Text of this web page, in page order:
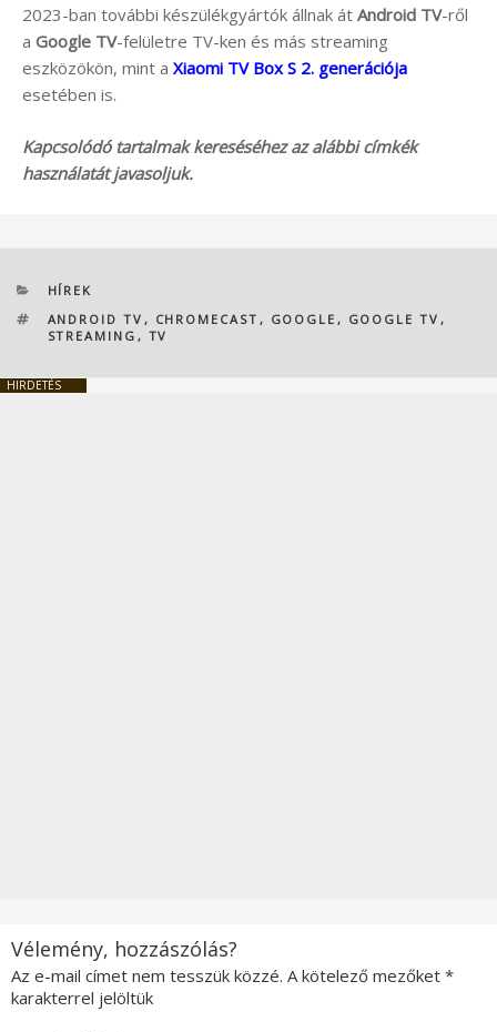
2023-ban további készülékgyártók állnak át Android TV-ről
a Google TV-felületre TV-ken és más streaming
eszközökön, mint a Xiaomi TV Box S 2. generációja
esetében is.
Kapcsolódó tartalmak kereséséhez az alábbi címkék
használatát javasoljuk.
KATEGÓRIÁK
HÍREK
CÍMKÉK
ANDROID TV , CHROMECAST , GOOGLE , GOOGLE TV ,
STREAMING , TV
HIRDETÉS
Vélemény, hozzászólás?
Az e-mail címet nem tesszük közzé. A kötelező mezőket *
karakterrel jelöltük